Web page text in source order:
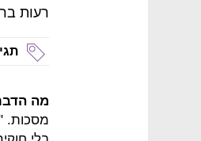
רעות
מה
מסכות.